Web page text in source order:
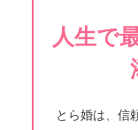
人生で
とら婚は、信